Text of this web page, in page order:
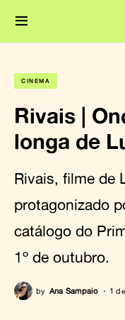
CINEMA
Rivais |
longa de
Rivais, filme de
protagonizado
catálogo do
1º de outubro.
by Ana Sampaio 1